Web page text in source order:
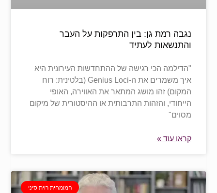
נגבה רמת גן: בין התרפקות על העבר
והתנשאות לעתיד
"הדילמה הכי רגישה של ההתחדשות העירונית היא
איך משמרים את ה-Genius Loci (בלטינית: רוח
המקום) זהו מושג המתאר את האווירה, האופי
הייחודי, והזהות התרבותית או ההיסטורית של מיקום
מסוים"
קראו עוד »
המומחית רוית סיני